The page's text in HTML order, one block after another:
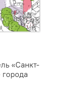
«Санкт-